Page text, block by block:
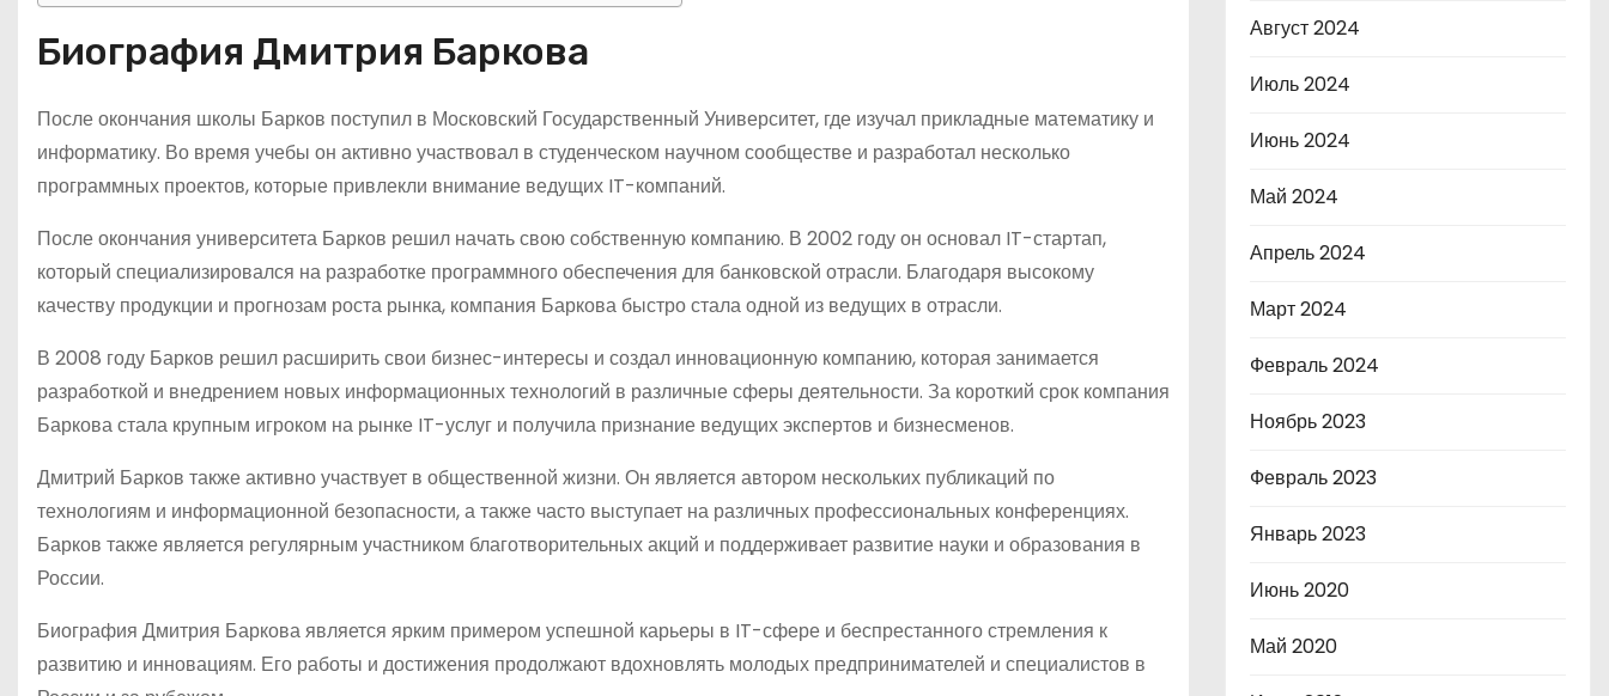
Биография Дмитрия Баркова
После окончания школы Барков поступил в Московский Государственный Университет, где изучал прикладные математику и
информатику. Во время учебы он активно участвовал в студенческом научном сообществе и разработал несколько
программных проектов, которые привлекли внимание ведущих IT-компаний.
После окончания университета Барков решил начать свою собственную компанию. В 2002 году он основал IT-стартап,
который специализировался на разработке программного обеспечения для банковской отрасли. Благодаря высокому
качеству продукции и прогнозам роста рынка, компания Баркова быстро стала одной из ведущих в отрасли.
В 2008 году Барков решил расширить свои бизнес-интересы и создал инновационную компанию, которая занимается
разработкой и внедрением новых информационных технологий в различные сферы деятельности. За короткий срок компания
Баркова стала крупным игроком на рынке IT-услуг и получила признание ведущих экспертов и бизнесменов.
Дмитрий Барков также активно участвует в общественной жизни. Он является автором нескольких публикаций по
технологиям и информационной безопасности, а также часто выступает на различных профессиональных конференциях.
Барков также является регулярным участником благотворительных акций и поддерживает развитие науки и образования в
России.
Биография Дмитрия Баркова является ярким примером успешной карьеры в IT-сфере и беспрестанного стремления к
развитию и инновациям. Его работы и достижения продолжают вдохновлять молодых предпринимателей и специалистов в
Август 2024
Июль 2024
Июнь 2024
Май 2024
Апрель 2024
Март 2024
Февраль 2024
Ноябрь 2023
Февраль 2023
Январь 2023
Июнь 2020
Май 2020